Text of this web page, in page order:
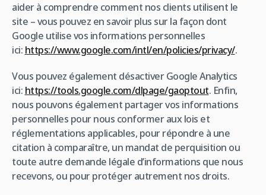
aider à comprendre comment nos clients utilisent le
site – vous pouvez en savoir plus sur la façon dont
Google utilise vos informations personnelles
ici: https://www.google.com/intl/en/policies/privacy/.
Vous pouvez également désactiver Google Analytics
ici: https://tools.google.com/dlpage/gaoptout. Enfin,
nous pouvons également partager vos informations
personnelles pour nous conformer aux lois et
réglementations applicables, pour répondre à une
citation à comparaître, un mandat de perquisition ou
toute autre demande légale d’informations que nous
recevons, ou pour protéger autrement nos droits.